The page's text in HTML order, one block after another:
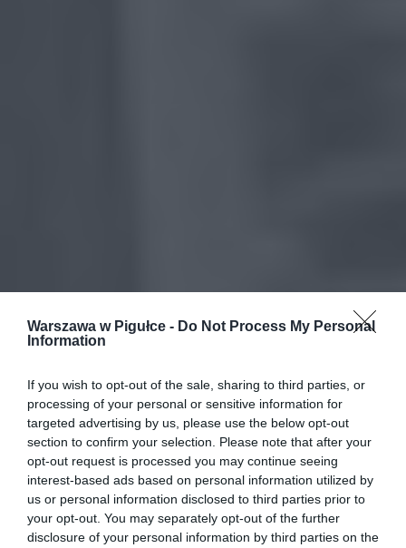
Warszawa w Pigułce - Do Not Process My Personal
Information
If you wish to opt-out of the sale, sharing to third parties, or
processing of your personal or sensitive information for
targeted advertising by us, please use the below opt-out
section to confirm your selection. Please note that after your
opt-out request is processed you may continue seeing
interest-based ads based on personal information utilized by
us or personal information disclosed to third parties prior to
your opt-out. You may separately opt-out of the further
disclosure of your personal information by third parties on the